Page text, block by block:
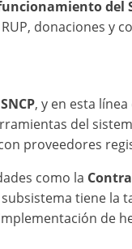
del
donaciones y
SNCP, y en esta línea
del
proveedores
como la
tiene la
de